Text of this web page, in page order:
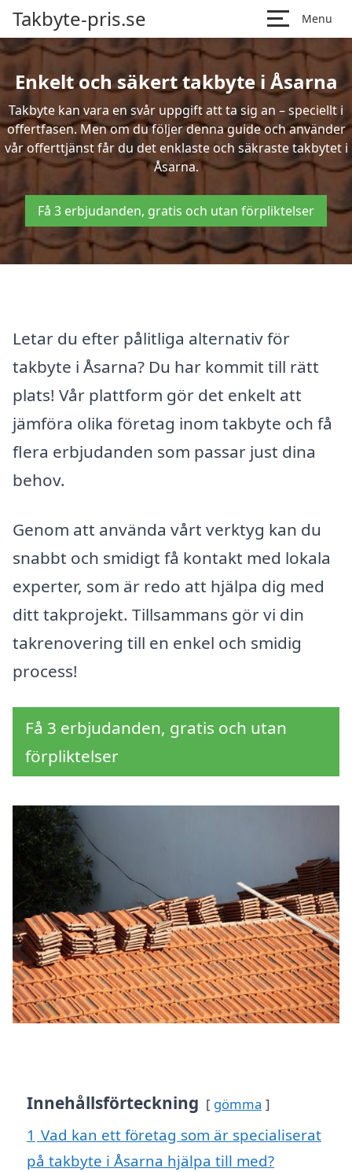
Takbyte-pris.se Menu
Enkelt och säkert takbyte i Åsarna
Takbyte kan vara en svår uppgift att ta sig an – speciellt i
offertfasen. Men om du följer denna guide och använder
vår offerttjänst får du det enklaste och säkraste takbytet i
Åsarna.
Få 3 erbjudanden, gratis och utan förpliktelser
Letar du efter pålitliga alternativ för
takbyte i Åsarna? Du har kommit till rätt
plats! Vår plattform gör det enkelt att
jämföra olika företag inom takbyte och få
flera erbjudanden som passar just dina
behov.
Genom att använda vårt verktyg kan du
snabbt och smidigt få kontakt med lokala
experter, som är redo att hjälpa dig med
ditt takprojekt. Tillsammans gör vi din
takrenovering till en enkel och smidig
process!
Få 3 erbjudanden, gratis och utan
förpliktelser
Innehållsförteckning gömma
1 Vad kan ett företag som är specialiserat
på takbyte i Åsarna hjälpa till med?